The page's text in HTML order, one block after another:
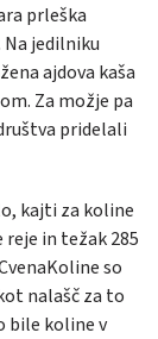
prleška
jedilniku
ajdova kaša
Za možje pa
pridelali
kajti za koline
in težak 285
so
nalašč za to
bile koline v